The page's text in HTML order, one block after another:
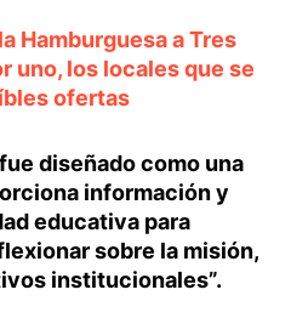
Hamburguesa a Tres
uno, los locales que se
ofertas
diseñado como una
información y
educativa para
sobre la misión,
institucionales”.